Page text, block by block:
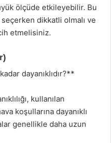
ölçüde etkileyebilir. Bu
dikkatli olmalı ve
etmelisiniz.
dayanıklıdır?**
kullanılan
koşullarına dayanıklı
genellikle daha uzun